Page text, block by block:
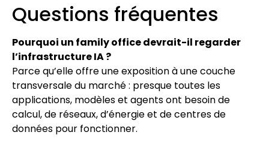
Questions fréquentes
Pourquoi un family office devrait-il regarder
l’infrastructure IA ?
Parce qu’elle offre une exposition à une couche
transversale du marché : presque toutes les
applications, modèles et agents ont besoin de
calcul, de réseaux, d’énergie et de centres de
données pour fonctionner.